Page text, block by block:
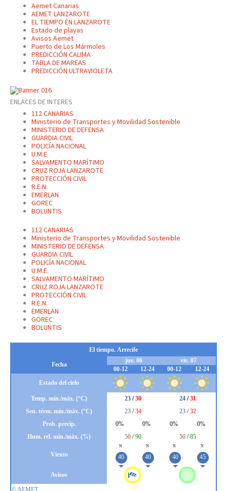
Aemet Canarias
AEMET LANZAROTE
EL TIEMPO EN LANZAROTE
Estado de playas
Avisos Aemet
Puerto de Los Mármoles
PREDICCIÓN CALIMA
TABLA DE MAREAS
PREDICCIÓN ULTRAVIOLETA
ENLACES DE INTERES
112 CANARIAS
Ministerio de Transportes y Movilidad Sostenible
MINISTERIO DE DEFENSA
GUARDIA CIVIL
POLICÍA NACIONAL
U.M.E.
SALVAMENTO MARÍTIMO
CRUZ ROJA LANZAROTE
PROTECCIÓN CIVIL
R.E.N.
EMERLAN
GOREC
BOLUNTIS
112 CANARIAS
Ministerio de Transportes y Movilidad Sostenible
MINISTERIO DE DEFENSA
GUARDIA CIVIL
POLICÍA NACIONAL
U.M.E.
SALVAMENTO MARÍTIMO
CRUZ ROJA LANZAROTE
PROTECCIÓN CIVIL
R.E.N.
EMERLAN
GOREC
BOLUNTIS